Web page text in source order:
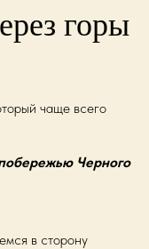
горы
чаще всего
Черного
в сторону